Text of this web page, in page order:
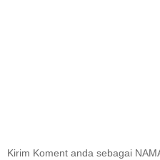
Kirim Koment anda sebagai